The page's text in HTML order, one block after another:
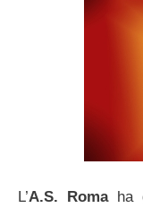
L’A.S. Romaha